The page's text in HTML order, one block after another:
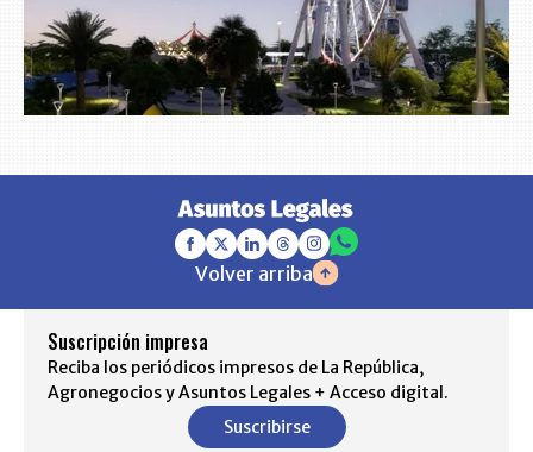
Volver arriba
Suscripción impresa
Reciba los periódicos impresos de La República,
Agronegocios y Asuntos Legales + Acceso digital.
Suscribirse